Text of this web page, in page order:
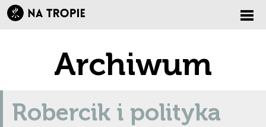
Archiwum
Robercik i polityka